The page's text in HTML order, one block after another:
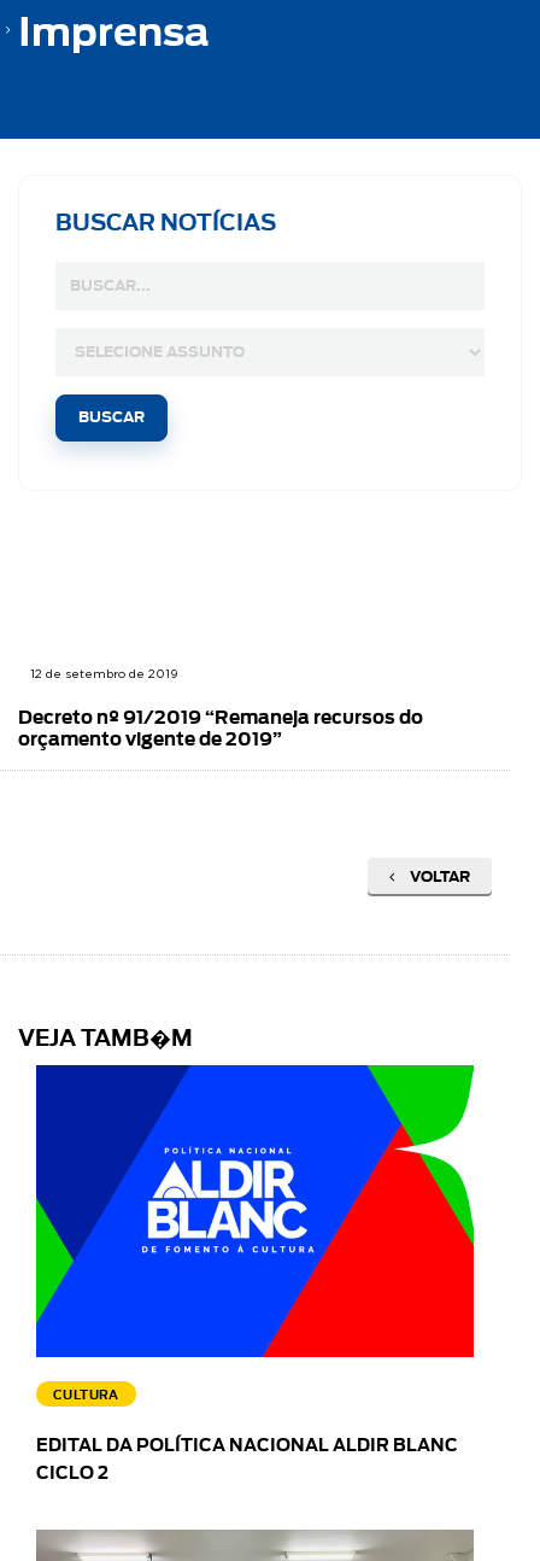
Imprensa
BUSCAR NOTÍCIAS
12 de setembro de 2019
Decreto nº 91/2019 “Remaneja recursos do
orçamento vigente de 2019”
VOLTAR
VEJA TAMB�M
CULTURA
EDITAL DA POLÍTICA NACIONAL ALDIR BLANC
CICLO 2